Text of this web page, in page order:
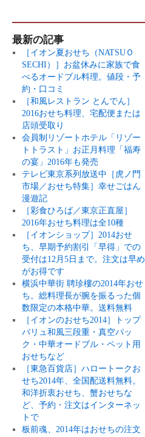
最新の記事
［イオン夏おせち（NATSUＯ
SECHI）］お盆休みに家族で食
べるオードブル料理。値段・予
約・口コミ
［和風レストラン とんでん］
2016おせち料理、宅配便または
店頭受取り
会員制リゾートホテル「リゾー
トトラスト」お正月料理「福寿
の宴」2016年も発売
テレビ東京系列放送中［虎ノ門
市場／おせち特集］幸せごはん
漫遊記
［彩食ひろば／東京正直屋］
2016年おせち料理は全10種
［イオンショップ］2014おせ
ち、早期予約割引「早得」での
受付は12月5日まで。注文は早め
がお得です
横浜中華街 聘珍樓の2014年おせ
ち。総料理長が腕を振るった個
数限定の本格中華。送料無料
［イオンのおせち2014］トップ
バリュ和風三段重・真空パッ
ク・中華オードブル・ペット用
おせちなど
［東急百貨店］ハロートークお
せち2014年、全国配送料無料。
和洋折衷おせち、蟹おせちな
ど、予約・注文はインターネッ
トで
板前魂、2014年はおせちの注文